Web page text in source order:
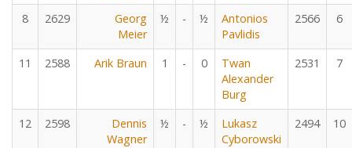
8 2629
Georg
Meier
½ - ½
Antonios
Pavlidis
2566 6
11 2588 Arik Braun 1 - 0
Twan
Alexander
Burg
2531 7
12 2598
Dennis
Wagner
½ - ½
Lukasz
Cyborowski
2494 10